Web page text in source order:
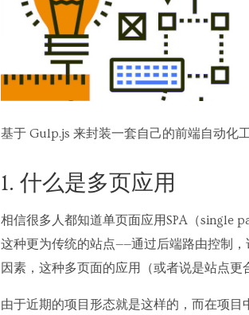
基于 Gulp.js 来封装一套自己的前端自动化
1. 什么是多页应用
相信很多人都知道单页面应用SPA（single
这种更为传统的站点——通过后端路由控制
因素，这种多页面的应用（或者说是站点更
由于近期的项目形态就是这样的，而在项